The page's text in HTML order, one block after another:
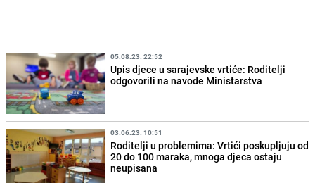
05.08.23. 22:52
Upis djece u sarajevske vrtiće: Roditelji
odgovorili na navode Ministarstva
03.06.23. 10:51
Roditelji u problemima: Vrtići poskupljuju od
20 do 100 maraka, mnoga djeca ostaju
neupisana